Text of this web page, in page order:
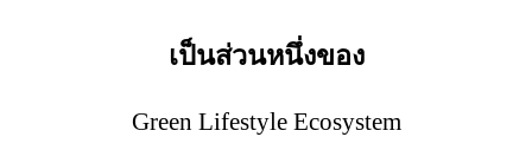
เป็นส่วนหนึ่งของ
Green Lifestyle Ecosystem